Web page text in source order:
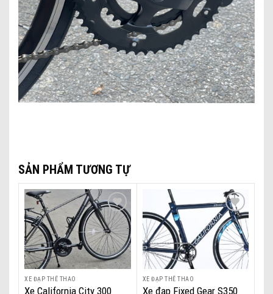
SẢN PHẨM TƯƠNG TỰ
Add to wishlist
XE ĐẠP THỂ THAO
Xe California City 300
Add to wishlist
XE ĐẠP THỂ THAO
Xe đạp Fixed Gear S350